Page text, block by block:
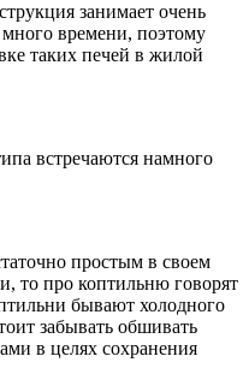
занимает очень
времени, поэтому
таких печей в жилой
встречаются намного
простым в своем
то про коптильню говорят
бывают холодного
забывать обшивать
в целях сохранения